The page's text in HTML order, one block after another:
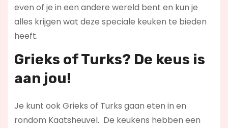
even of je in een andere wereld bent en kun je
alles krijgen wat deze speciale keuken te bieden
heeft.
Grieks of Turks? De keus is
aan jou!
Je kunt ook Grieks of Turks gaan eten in en
rondom Kaatsheuvel. De keukens hebben een